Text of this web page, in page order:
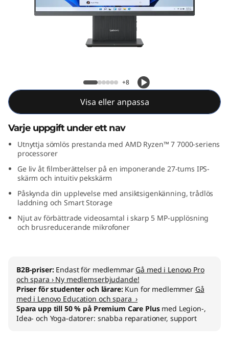
7
+8
Visa eller anpassa
Varje uppgift under ett nav
Utnyttja sömlös prestanda med AMD Ryzen™ 7 7000-seriens
processorer
Ge liv åt filmberättelser på en imponerande 27-tums IPS-
skärm och intuitiv pekskärm
Påskynda din upplevelse med ansiktsigenkänning, trådlös
laddning och Smart Storage
Njut av förbättrade videosamtal i skarp 5 MP-upplösning
och brusreducerande mikrofoner
B2B-priser: Endast för medlemmar Gå med i Lenovo Pro
och spara › Ny medlemserbjudande!
Priser för studenter och lärare: Kun for medlemmer Gå
med i Lenovo Education och spara ›
Spara upp till 50 % på Premium Care Plusmed Legion-,
Idea- och Yoga-datorer: snabba reparationer, support